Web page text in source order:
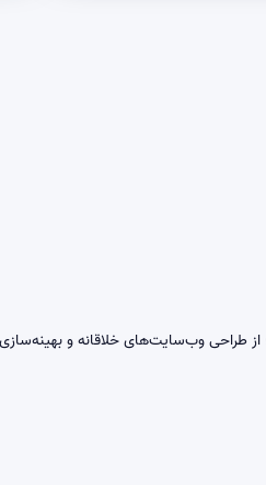
طراحی وب‌سایت‌های خلاقانه و